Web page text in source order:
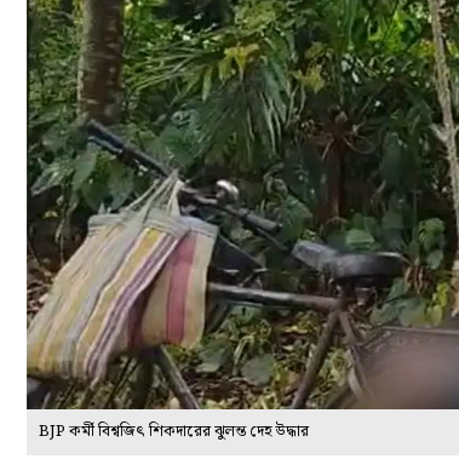
BJP কর্মী বিশ্বজিৎ শিকদারের ঝুলন্ত দেহ উদ্ধার